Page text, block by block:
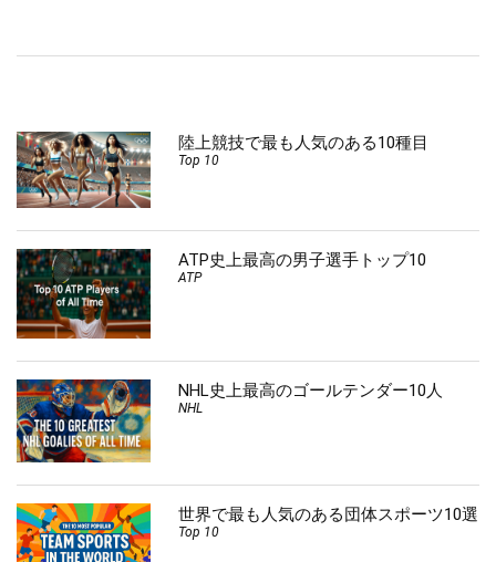
陸上競技で最も人気のある10種目
Top 10
ATP史上最高の男子選手トップ10
ATP
NHL史上最高のゴールテンダー10人
NHL
世界で最も人気のある団体スポーツ10選
Top 10